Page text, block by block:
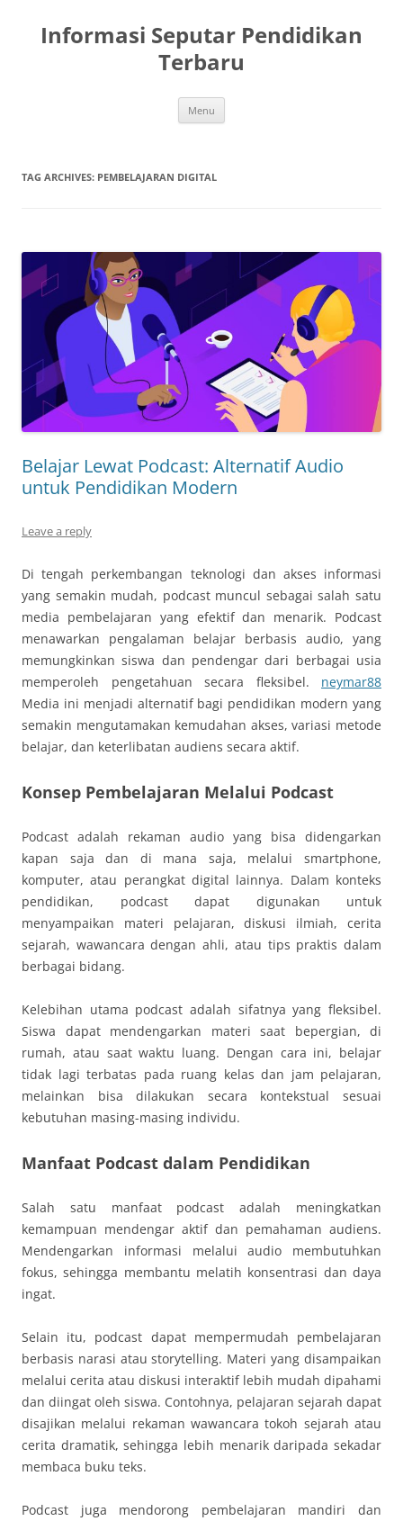
content
Informasi Seputar Pendidikan
Terbaru
Menu
TAG ARCHIVES: PEMBELAJARAN DIGITAL
Belajar Lewat Podcast: Alternatif Audio
untuk Pendidikan Modern
Leave a reply
Di tengah perkembangan teknologi dan akses informasi
yang semakin mudah, podcast muncul sebagai salah satu
media pembelajaran yang efektif dan menarik. Podcast
menawarkan pengalaman belajar berbasis audio, yang
memungkinkan siswa dan pendengar dari berbagai usia
memperoleh pengetahuan secara fleksibel. neymar88
Media ini menjadi alternatif bagi pendidikan modern yang
semakin mengutamakan kemudahan akses, variasi metode
belajar, dan keterlibatan audiens secara aktif.
Konsep Pembelajaran Melalui Podcast
Podcast adalah rekaman audio yang bisa didengarkan
kapan saja dan di mana saja, melalui smartphone,
komputer, atau perangkat digital lainnya. Dalam konteks
pendidikan, podcast dapat digunakan untuk
menyampaikan materi pelajaran, diskusi ilmiah, cerita
sejarah, wawancara dengan ahli, atau tips praktis dalam
berbagai bidang.
Kelebihan utama podcast adalah sifatnya yang fleksibel.
Siswa dapat mendengarkan materi saat bepergian, di
rumah, atau saat waktu luang. Dengan cara ini, belajar
tidak lagi terbatas pada ruang kelas dan jam pelajaran,
melainkan bisa dilakukan secara kontekstual sesuai
kebutuhan masing-masing individu.
Manfaat Podcast dalam Pendidikan
Salah satu manfaat podcast adalah meningkatkan
kemampuan mendengar aktif dan pemahaman audiens.
Mendengarkan informasi melalui audio membutuhkan
fokus, sehingga membantu melatih konsentrasi dan daya
ingat.
Selain itu, podcast dapat mempermudah pembelajaran
berbasis narasi atau storytelling. Materi yang disampaikan
melalui cerita atau diskusi interaktif lebih mudah dipahami
dan diingat oleh siswa. Contohnya, pelajaran sejarah dapat
disajikan melalui rekaman wawancara tokoh sejarah atau
cerita dramatik, sehingga lebih menarik daripada sekadar
membaca buku teks.
Podcast juga mendorong pembelajaran mandiri dan